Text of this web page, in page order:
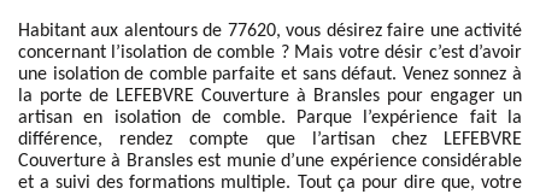
Habitant aux alentours de 77620, vous désirez faire une activité
concernant l’isolation de comble ? Mais votre désir c’est d’avoir
une isolation de comble parfaite et sans défaut. Venez sonnez à
la porte de LEFEBVRE Couverture à Bransles pour engager un
artisan en isolation de comble. Parque l’expérience fait la
différence, rendez compte que l’artisan chez LEFEBVRE
Couverture à Bransles est munie d’une expérience considérable
et a suivi des formations multiple. Tout ça pour dire que, votre